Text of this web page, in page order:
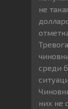
не
среди
них не